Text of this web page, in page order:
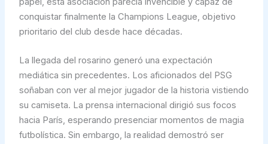
conquistar finalmente la Champions League, objetivo
prioritario del club desde hace décadas.
La llegada del rosarino generó una expectación
mediática sin precedentes. Los aficionados del PSG
soñaban con ver al mejor jugador de la historia vistiendo
su camiseta. La prensa internacional dirigió sus focos
hacia París, esperando presenciar momentos de magia
futbolística. Sin embargo, la realidad demostró ser